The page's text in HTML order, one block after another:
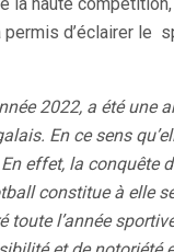
permis d’éclairer le
2022, a été une
En ce sens
effet, la conquête
constitue à elle
toute l’année